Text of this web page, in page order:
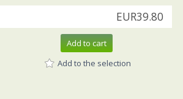
EUR39.80
Add to cart
Add to the selection